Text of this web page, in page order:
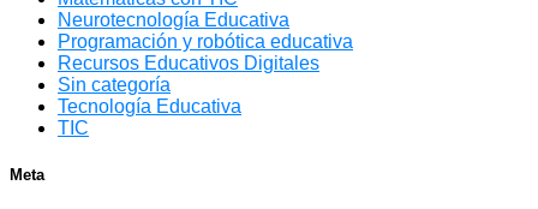
Neurotecnología Educativa
Programación y robótica educativa
Recursos Educativos Digitales
Sin categoría
Tecnología Educativa
TIC
Meta